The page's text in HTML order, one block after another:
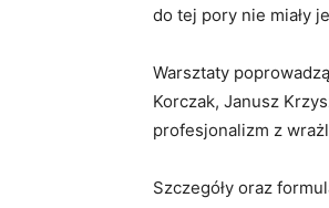
do tej pory nie miały
Warsztaty
Korczak, Janusz
profesjonalizm z
Szczegóły oraz